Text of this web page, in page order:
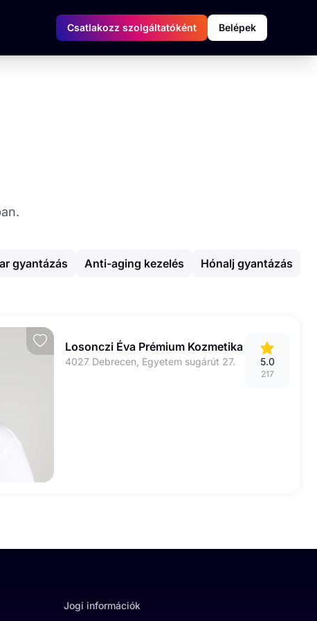
Csatlakozz szolgáltatóként Belépek
gyantázás Anti-aging kezelés Hónalj gyantázás
Losonczi Éva Prémium Kozmetika
4027 Debrecen, Egyetem sugárút 27. 5.0
217
Jogi információk